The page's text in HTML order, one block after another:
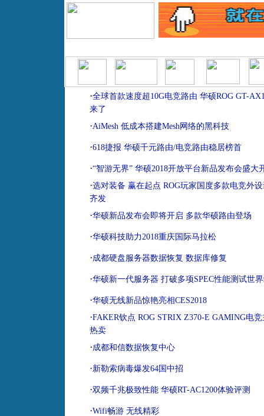
·全球首款速度超10G电竞路由 华硕ROG GT-
来了
·AiMesh 低成本搭建Mesh网络的黑科技
·618捷报 华硕千元路由/电竞路由稳居榜首
·“智游无界” 华硕2018开放平台新品发布会盛大
·选对装备 赢在起点 ROG玩家国度多款电竞外
齐发
·华硕新品发布会即将开启 多款华硕路由登场
·华硕科技助力2018重庆国际马拉松
·成都硬盘服务器数据恢复 数据库修复
·华硕新一代服务器 打破多项SPEC性能测试世
·华硕无线新品惊艳亮相CES2018
·FAKER钦点 ROG STRIX Z370-E GAMING电
热卖
·成都和信数据恢复中心
·新勒索病毒爆发64国中招
·双频千兆极致性能 华硕RT-AC1200体验评测
·Wifi畅游 无线精彩